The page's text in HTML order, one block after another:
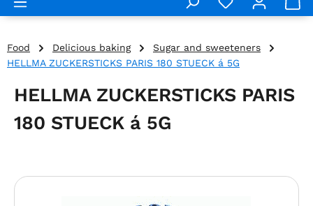
Food Delicious baking
Sugar and sweeteners
HELLMA ZUCKERSTICKS PARIS 180 STUECK á 5G
HELLMA ZUCKERSTICKS PARIS
180 STUECK á 5G
Skip image gallery